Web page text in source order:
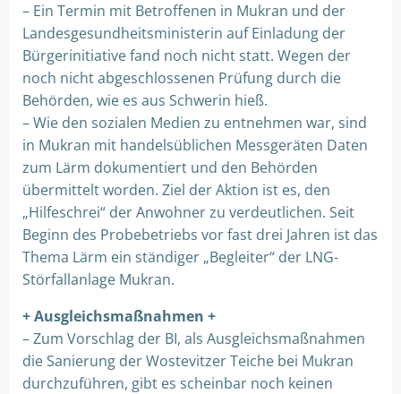
– Ein Termin mit Betroffenen in Mukran und der
Landesgesundheitsministerin auf Einladung der
Bürgerinitiative fand noch nicht statt. Wegen der
noch nicht abgeschlossenen Prüfung durch die
Behörden, wie es aus Schwerin hieß.
– Wie den sozialen Medien zu entnehmen war, sind
in Mukran mit handelsüblichen Messgeräten Daten
zum Lärm dokumentiert und den Behörden
übermittelt worden. Ziel der Aktion ist es, den
„Hilfeschrei“ der Anwohner zu verdeutlichen. Seit
Beginn des Probebetriebs vor fast drei Jahren ist das
Thema Lärm ein ständiger „Begleiter“ der LNG-
Störfallanlage Mukran.
+ Ausgleichsmaßnahmen +
– Zum Vorschlag der BI, als Ausgleichsmaßnahmen
die Sanierung der Wostevitzer Teiche bei Mukran
durchzuführen, gibt es scheinbar noch keinen